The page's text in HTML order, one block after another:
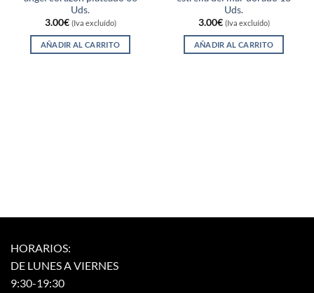
Uds.
3.00€ (Iva excluído)
AÑADIR AL CARRITO
Uds.
3.00€ (Iva excluído)
AÑADIR AL CARRITO
HORARIOS:
DE LUNES A VIERNES
9:30-19:30